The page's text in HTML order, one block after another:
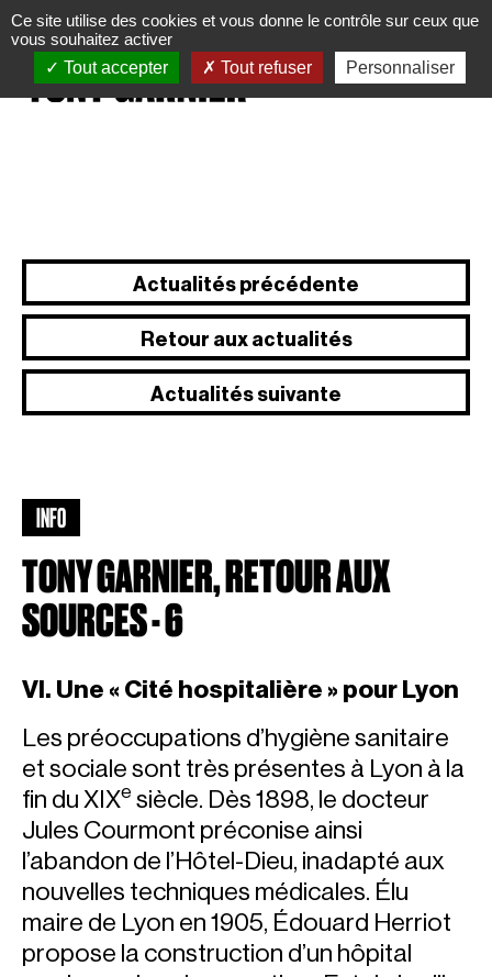
Actualités précédente
Retour aux actualités
Actualités suivante
INFO
TONY GARNIER, RETOUR AUX
SOURCES - 6
VI. Une « Cité hospitalière » pour Lyon
Les préoccupations d’hygiène sanitaire
et sociale sont très présentes à Lyon à la
fin du XIXe siècle. Dès 1898, le docteur
Jules Courmont préconise ainsi
l’abandon de l’Hôtel-Dieu, inadapté aux
nouvelles techniques médicales. Élu
maire de Lyon en 1905, Édouard Herriot
propose la construction d’un hôpital
Panneau de gestion des cookies
Ce site utilise des cookies et vous donne le contrôle sur ceux que
vous souhaitez activer
Tout accepter
Tout refuser Personnaliser